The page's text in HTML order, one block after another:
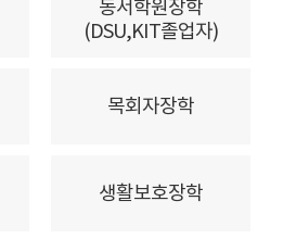
동서학원장학
(DSU,KIT졸업자)
목회자장학
생활보호장학